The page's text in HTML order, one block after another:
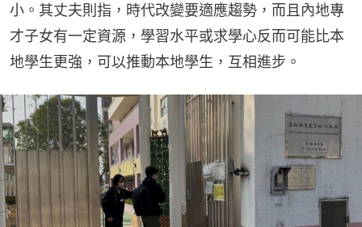
小。其丈夫則指，時代改變要適應趨勢，而且內地專
才子女有一定資源，學習水平或求學心反而可能比本
地學生更強，可以推動本地學生，互相進步。